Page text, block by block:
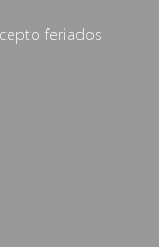
feriados